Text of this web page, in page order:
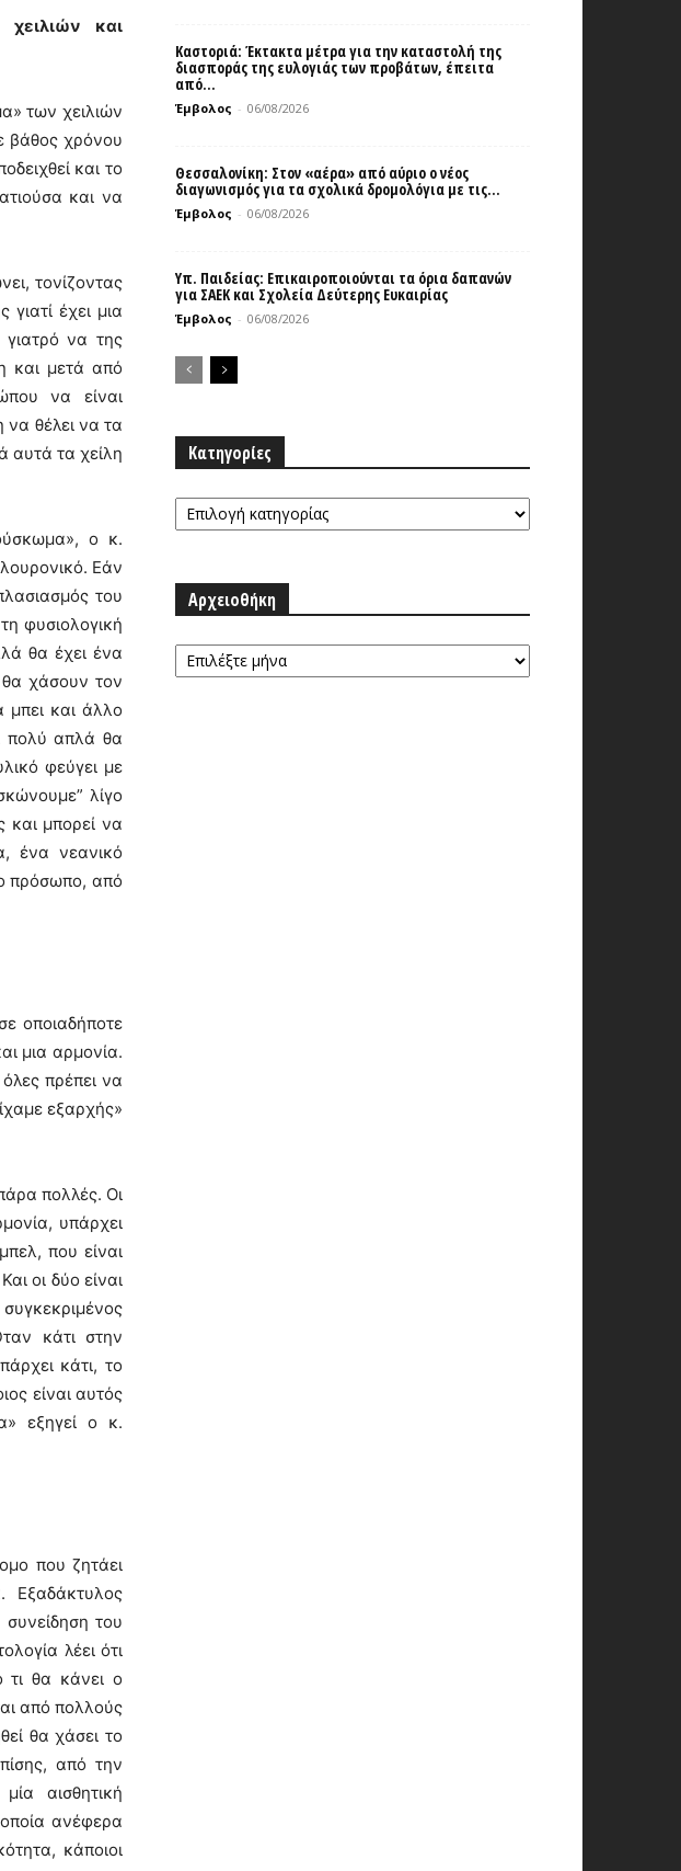
και
των χειλιών
βάθος χρόνου
και το
και να
τονίζοντας
έχει μια
να της
και μετά από
να είναι
να θέλει να τα
αυτά τα χείλη
ο κ.
Εάν
του
φυσιολογική
θα έχει ένα
χάσουν τον
μπει και άλλο
πολύ απλά θα
φεύγει με
λίγο
μπορεί να
ένα νεανικό
πρόσωπο, από
οποιαδήποτε
μια αρμονία.
πρέπει να
εξαρχής»
πολλές. Οι
υπάρχει
που είναι
οι δύο είναι
κάτι στην
κάτι, το
είναι αυτός
εξηγεί ο κ.
που ζητάει
Εξαδάκτυλος
του
λέει ότι
τι θα κάνει ο
από πολλούς
θα χάσει το
από την
αισθητική
ανέφερα
κάποιοι
Καστοριά: Έκτακτα μέτρα για την καταστολή της
διασποράς της ευλογιάς των προβάτων, έπειτα
από...
Έμβολος - 06/08/2026
Θεσσαλονίκη: Στον «αέρα» από αύριο ο νέος
διαγωνισμός για τα σχολικά δρομολόγια με τις...
Έμβολος - 06/08/2026
Υπ. Παιδείας: Επικαιροποιούνται τα όρια δαπανών
για ΣΑΕΚ και Σχολεία Δεύτερης Ευκαιρίας
Έμβολος - 06/08/2026
Κατηγορίες
Κατηγορίες
Αρχειοθήκη
Αρχειοθήκη